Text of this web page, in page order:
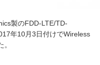
製のFDD-LTE/TD-
年10月3日付けでWireless